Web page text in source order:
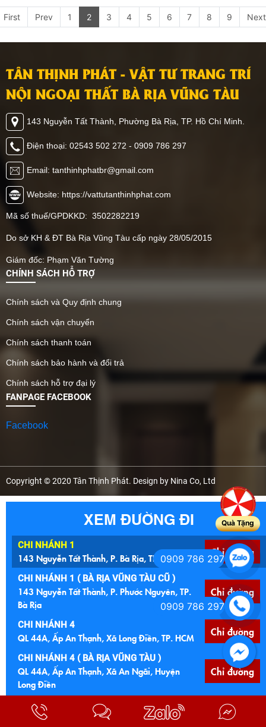
First Prev 1 2 3 4 5 6 7 8 9 Next
TÂN THỊNH PHÁT - VẬT TƯ TRANG TRÍ
NỘI NGOẠI THẤT BÀ RỊA VŨNG TÀU
143 Nguyễn Tất Thành, Phường Bà Rịa, TP. Hồ Chí Minh.
Điện thoại: 02543 502 272 - 0909 786 297
Email: tanthinhphatbr@gmail.com
Website: https://vattutanthinhphat.com
Mã số thuế/GPDKKD: 3502282219
Do sở KH & ĐT Bà Rịa Vũng Tàu cấp ngày 28/05/2015
Giám đốc: Phạm Văn Tường
CHÍNH SÁCH HỖ TRỢ
Chính sách và Quy định chung
Chính sách vận chuyển
Chính sách thanh toán
Chính sách bảo hành và đổi trả
Chính sách hỗ trợ đại lý
FANPAGE FACEBOOK
Facebook
Copyright © 2020 Tân Thịnh Phát. Design by Nina Co, Ltd
XEM ĐƯỜNG ĐI
CHI NHÁNH 1
143 Nguyễn Tất Thành, P. Bà Rịa, TP. HCM Chỉ đường
CHI NHÁNH 1 ( BÀ RỊA VŨNG TÀU CŨ )
143 Nguyễn Tất Thành, P. Phước Nguyên, TP.
Bà Rịa
Chỉ đường
CHI NHÁNH 4
QL 44A, Ấp An Thạnh, Xã Long Điền, TP. HCM Chỉ đường
CHI NHÁNH 4 ( BÀ RỊA VŨNG TÀU )
QL 44A, Ấp An Thạnh, Xã An Ngãi, Huyện
Long Điền
Chỉ đường
CHI NHÁNH 5
Ngã 4 Núi Đất, 122 Quốc lộ 56, P. Tam Long,
Chỉ đường
Facebook
Quà Tặng
0909 786 297
0909 786 297